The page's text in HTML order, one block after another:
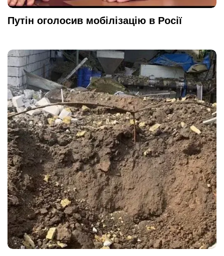
Путін оголосив мобілізацію в Росії